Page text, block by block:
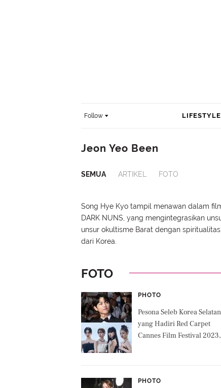
Follow LIFESTYLE
Jeon Yeo Been
SEMUA ARTIKEL FOTO
Song Hye Kyo tampil menawan dalam
DARK NUNS, yang mengintegrasikan
unsur okultisme Barat dengan spiritualitas
dari Korea.
FOTO
PHOTO
Pesona Seleb Korea Selatan
yang Hadiri Red Carpet
Cannes Film Festival 2023,
PHOTO